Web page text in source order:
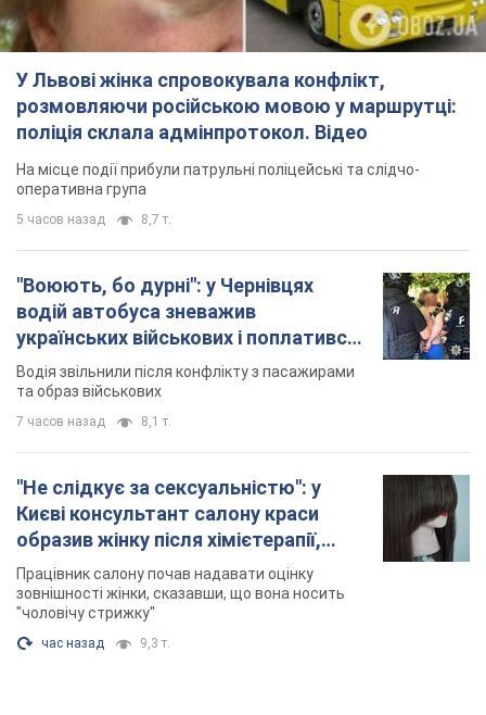
У Львові жінка спровокувала конфлікт,
розмовляючи російською мовою у маршрутці:
поліція склала адмінпротокол. Відео
На місце події прибули патрульні поліцейські та слідчо-
оперативна група
5 часов назад 8,7 т.
"Воюють, бо дурні": у Чернівцях
водій автобуса зневажив
українських військових і поплатився.
Відео
Водія звільнили після конфлікту з пасажирами
та образ військових
7 часов назад 8,1 т.
"Не слідкує за сексуальністю": у
Києві консультант салону краси
образив жінку після хімієтерапії,
розгорівся скандал. Фото
Працівник салону почав надавати оцінку
зовнішності жінки, сказавши, що вона носить
"чоловічу стрижку"
час назад 9,3 т.